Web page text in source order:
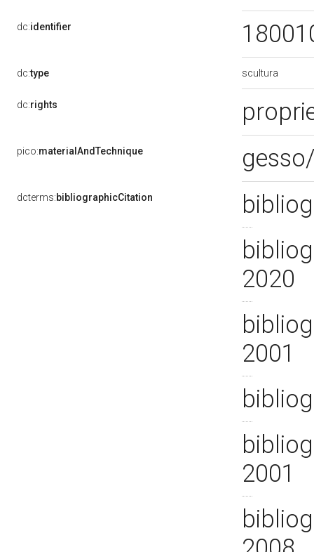
dc:identifier
dc:type scultura
dc:rights
pico:materialAndTechnique
dcterms:bibliographicCitation
2020
2001
2001